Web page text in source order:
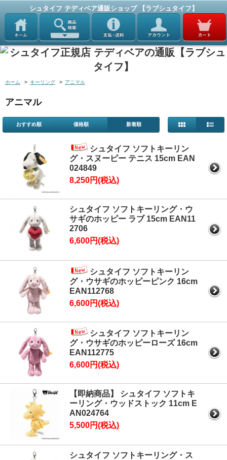
シュタイフ テディベア通販ショップ 【ラブシュタイフ】
ホーム > キーリング > アニマル
アニマル
おすすめ順 価格順 新着順
シュタイフ ソフトキーリン
グ・スヌーピー テニス 15cm EAN
024849
8,250円(税込)
シュタイフ ソフトキーリング・ウ
サギのホッピー ラブ 15cm EAN11
2706
6,600円(税込)
シュタイフ ソフトキーリン
グ・ウサギのホッピーピンク 16cm
EAN112768
6,600円(税込)
シュタイフ ソフトキーリン
グ・ウサギのホッピーローズ 16cm
EAN112775
6,600円(税込)
【即納商品】 シュタイフ ソフトキ
ーリング・ウッドストック 11cm E
AN024764
5,500円(税込)
シュタイフ ソフトキーリング・ス